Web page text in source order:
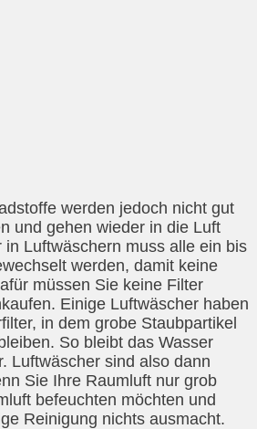
werden jedoch nicht gut
und gehen wieder in die Luft
in Luftwäschern muss alle ein bis
werden, damit keine
müssen Sie keine Filter
Einige Luftwäscher haben
in dem grobe Staubpartikel
So bleibt das Wasser
Luftwäscher sind also dann
Sie Ihre Raumluft nur grob
befeuchten möchten und
Reinigung nichts ausmacht.